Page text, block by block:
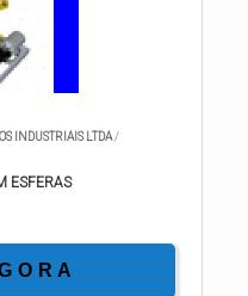
INDUSTRIAIS LTDA /
ESFERAS